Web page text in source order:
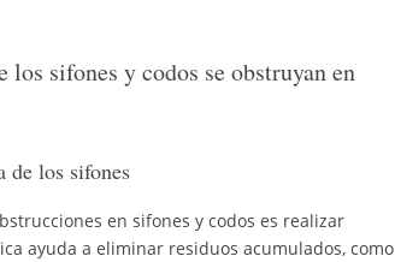
sifones y codos se obstruyan en
de los sifones
en sifones y codos es realizar
ayuda a eliminar residuos acumulados, como